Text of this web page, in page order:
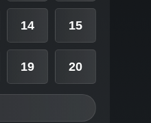
14 15
19 20